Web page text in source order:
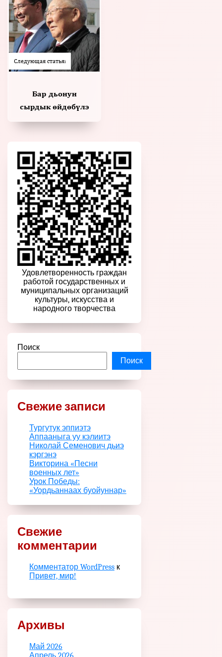
Следующая статья:
Бар дьонун
сырдык өйдөбүлэ
Удовлетворенность граждан
работой государственных и
муниципальных организаций
культуры, искусства и
народного творчества
Поиск
Поиск
Свежие записи
Тургутук эппиэтэ
Аппааныга уу кэлиитэ
Николай Семенович дьиэ
кэргэнэ
Викторина «Песни
военных лет»
Урок Победы:
«Уордьаннаах буойуннар»
Свежие
комментарии
Комментатор WordPress к
Привет, мир!
Архивы
Май 2026